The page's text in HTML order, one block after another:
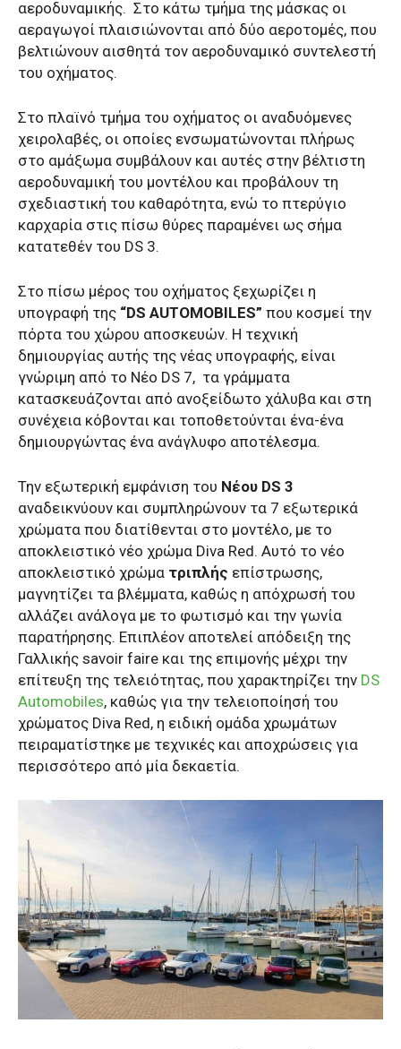
αεροδυναμικής. Στο κάτω τμήμα της μάσκας οι
αεραγωγοί πλαισιώνονται από δύο αεροτομές, που
βελτιώνουν αισθητά τον αεροδυναμικό συντελεστή
του οχήματος.
Στο πλαϊνό τμήμα του οχήματος οι αναδυόμενες
χειρολαβές, οι οποίες ενσωματώνονται πλήρως
στο αμάξωμα συμβάλουν και αυτές στην βέλτιστη
αεροδυναμική του μοντέλου και προβάλουν τη
σχεδιαστική του καθαρότητα, ενώ το πτερύγιο
καρχαρία στις πίσω θύρες παραμένει ως σήμα
κατατεθέν του DS 3.
Στο πίσω μέρος του οχήματος ξεχωρίζει η
υπογραφή της “DS AUTOMOBILES” που κοσμεί την
πόρτα του χώρου αποσκευών. Η τεχνική
δημιουργίας αυτής της νέας υπογραφής, είναι
γνώριμη από το Νέο DS 7, τα γράμματα
κατασκευάζονται από ανοξείδωτο χάλυβα και στη
συνέχεια κόβονται και τοποθετούνται ένα-ένα
δημιουργώντας ένα ανάγλυφο αποτέλεσμα.
Την εξωτερική εμφάνιση του Νέου DS 3
αναδεικνύουν και συμπληρώνουν τα 7 εξωτερικά
χρώματα που διατίθενται στο μοντέλο, με το
αποκλειστικό νέο χρώμα Diva Red. Αυτό το νέο
αποκλειστικό χρώμα τριπλής επίστρωσης,
μαγνητίζει τα βλέμματα, καθώς η απόχρωσή του
αλλάζει ανάλογα με το φωτισμό και την γωνία
παρατήρησης. Επιπλέον αποτελεί απόδειξη της
Γαλλικής savoir faire και της επιμονής μέχρι την
επίτευξη της τελειότητας, που χαρακτηρίζει την DS
Automobiles, καθώς για την τελειοποίησή του
χρώματος Diva Red, η ειδική ομάδα χρωμάτων
πειραματίστηκε με τεχνικές και αποχρώσεις για
περισσότερο από μία δεκαετία.